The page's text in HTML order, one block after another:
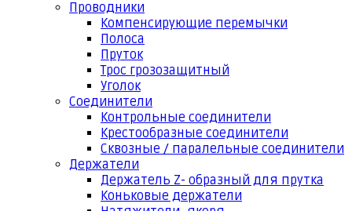
Проводники
Компенсирующие перемычки
Полоса
Пруток
Трос грозозащитный
Уголок
Соединители
Контрольные соединители
Крестообразные соединители
Сквозные / паралельные соединители
Держатели
Держатель Z- образный для прутка
Коньковые держатели